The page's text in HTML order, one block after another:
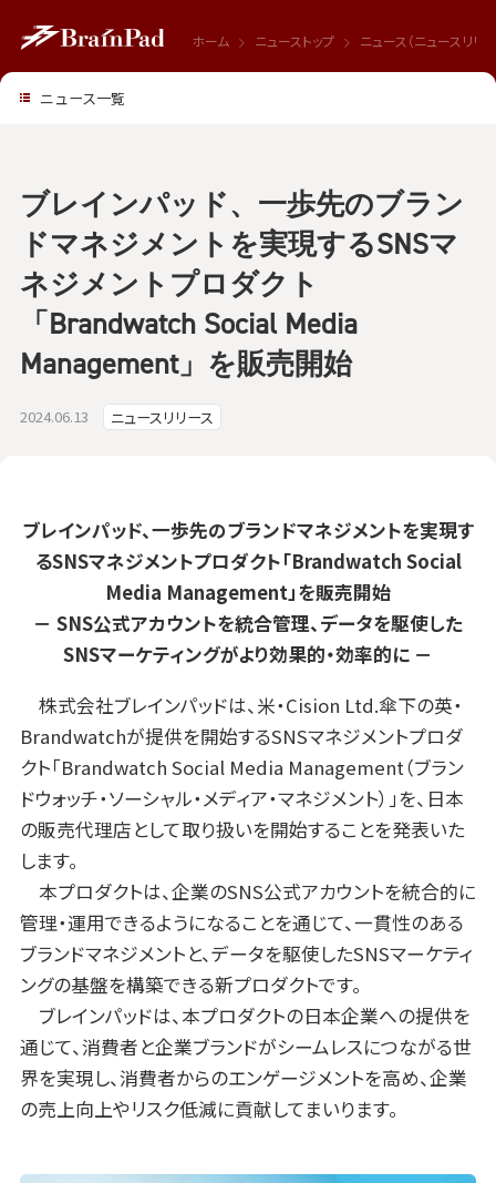
ホーム ニューストップ ニュース（ニュースリリー
2024.06.13 ニュースリリース
ブレインパッド、一歩先のブラン
ドマネジメントを実現するSNSマ
ネジメントプロダクト
「Brandwatch Social Media
Management」を販売開始
ブレインパッド、一歩先のブランドマネジメントを実現す
るSNSマネジメントプロダクト「Brandwatch Social
Media Management」を販売開始
－ SNS公式アカウントを統合管理、データを駆使した
SNSマーケティングがより効果的・効率的に －
株式会社ブレインパッドは、米・Cision Ltd.傘下の英・
Brandwatchが提供を開始するSNSマネジメントプロダ
クト「Brandwatch Social Media Management（ブラン
ドウォッチ・ソーシャル・メディア・マネジメント）」を、日本
の販売代理店として取り扱いを開始することを発表いた
します。
本プロダクトは、企業のSNS公式アカウントを統合的に
管理・運用できるようになることを通じて、一貫性のある
ブランドマネジメントと、データを駆使したSNSマーケティ
ングの基盤を構築できる新プロダクトです。
ブレインパッドは、本プロダクトの日本企業への提供を
通じて、消費者と企業ブランドがシームレスにつながる世
界を実現し、消費者からのエンゲージメントを高め、企業
の売上向上やリスク低減に貢献してまいります。
ニュース一覧